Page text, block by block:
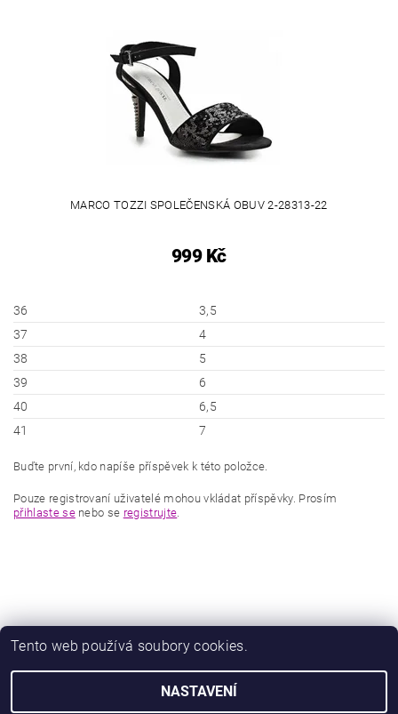
MARCO TOZZI SPOLEČENSKÁ OBUV 2-28313-22
999 Kč
36
3,5
37
4
38
5
39
6
40
6,5
41
7
Buďte první, kdo napíše příspěvek k této položce.
Pouze registrovaní uživatelé mohou vkládat příspěvky. Prosím
přihlaste senebo se registrujte.
Heureka.cz
Tento web používá soubory cookies.
NASTAVENÍ